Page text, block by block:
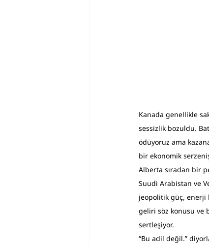
Kanada genellikle
sessizlik bozuldu.
ödüyoruz ama
bir ekonomik
Alberta sıradan bir
Suudi Arabistan ve
jeopolitik güç, enerji
geliri söz konusu ve
sertleşiyor.
“Bu adil değil.”